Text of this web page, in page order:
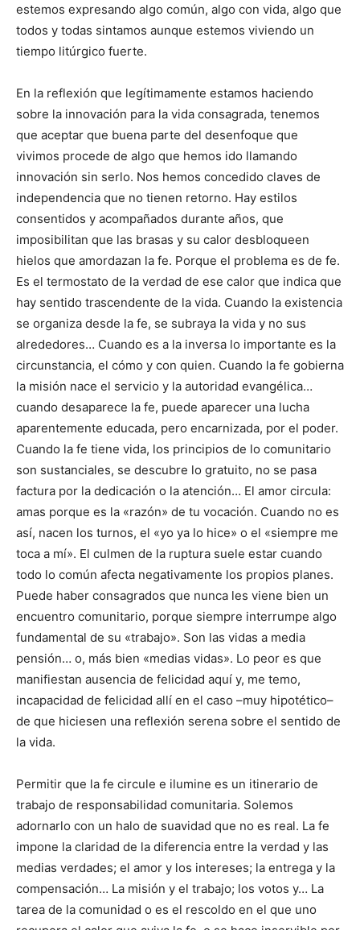
estemos expresando algo común, algo con vida, algo que
todos y todas sintamos aunque estemos viviendo un
tiempo litúrgico fuerte.
En la reflexión que legítimamente estamos haciendo
sobre la innovación para la vida consagrada, tenemos
que aceptar que buena parte del desenfoque que
vivimos procede de algo que hemos ido llamando
innovación sin serlo. Nos hemos concedido claves de
independencia que no tienen retorno. Hay estilos
consentidos y acompañados durante años, que
imposibilitan que las brasas y su calor desbloqueen
hielos que amordazan la fe. Porque el problema es de fe.
Es el termostato de la verdad de ese calor que indica que
hay sentido trascendente de la vida. Cuando la existencia
se organiza desde la fe, se subraya la vida y no sus
alrededores… Cuando es a la inversa lo importante es la
circunstancia, el cómo y con quien. Cuando la fe gobierna
la misión nace el servicio y la autoridad evangélica…
cuando desaparece la fe, puede aparecer una lucha
aparentemente educada, pero encarnizada, por el poder.
Cuando la fe tiene vida, los principios de lo comunitario
son sustanciales, se descubre lo gratuito, no se pasa
factura por la dedicación o la atención… El amor circula:
amas porque es la «razón» de tu vocación. Cuando no es
así, nacen los turnos, el «yo ya lo hice» o el «siempre me
toca a mí». El culmen de la ruptura suele estar cuando
todo lo común afecta negativamente los propios planes.
Puede haber consagrados que nunca les viene bien un
encuentro comunitario, porque siempre interrumpe algo
fundamental de su «trabajo». Son las vidas a media
pensión… o, más bien «medias vidas». Lo peor es que
manifiestan ausencia de felicidad aquí y, me temo,
incapacidad de felicidad allí en el caso –muy hipotético–
de que hiciesen una reflexión serena sobre el sentido de
la vida.
Permitir que la fe circule e ilumine es un itinerario de
trabajo de responsabilidad comunitaria. Solemos
adornarlo con un halo de suavidad que no es real. La fe
impone la claridad de la diferencia entre la verdad y las
medias verdades; el amor y los intereses; la entrega y la
compensación… La misión y el trabajo; los votos y… La
tarea de la comunidad o es el rescoldo en el que uno